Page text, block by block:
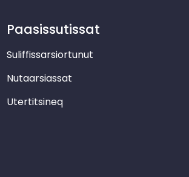
Paasissutissat
Suliffissarsiortunut
Nutaarsiassat
Utertitsineq